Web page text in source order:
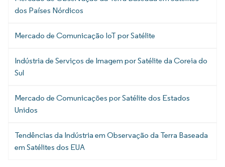
dos Países Nórdicos
Mercado de Comunicação IoT por Satélite
Indústria de Serviços de Imagem por Satélite da Coreia do
Sul
Mercado de Comunicações por Satélite dos Estados
Unidos
Tendências da Indústria em Observação da Terra Baseada
em Satélites dos EUA